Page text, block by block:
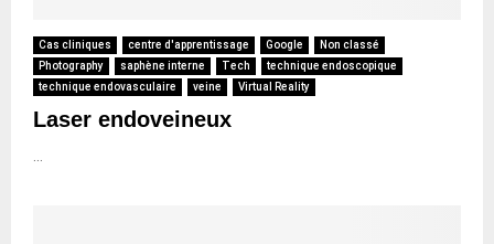
Cas cliniques centre d'apprentissage Google
Non classé
Photography
saphène interne Tech
technique endoscopique
technique endovasculaire
veine Virtual Reality
Laser endoveineux
...